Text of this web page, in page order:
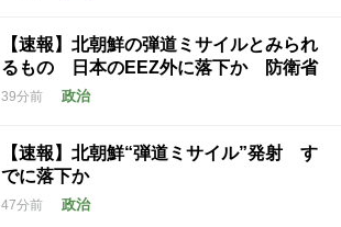
【速報】北朝鮮の弾道ミサイルとみられ
るもの 日本のEEZ外に落下か 防衛省
39分前 政治
【速報】北朝鮮“弾道ミサイル”発射 す
でに落下か
47分前 政治